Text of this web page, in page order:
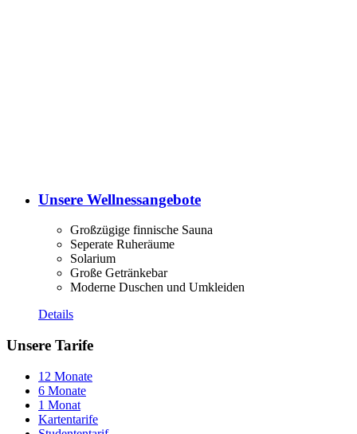
Unsere Wellnessangebote
Großzügige finnische Sauna
Seperate Ruheräume
Solarium
Große Getränkebar
Moderne Duschen und Umkleiden
Details
Unsere Tarife
12 Monate
6 Monate
1 Monat
Kartentarife